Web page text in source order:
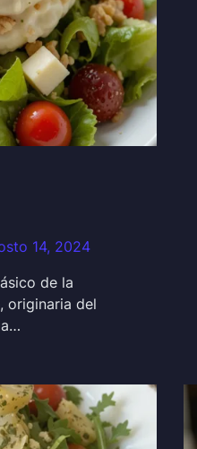
14, 2024
de la
originaria del